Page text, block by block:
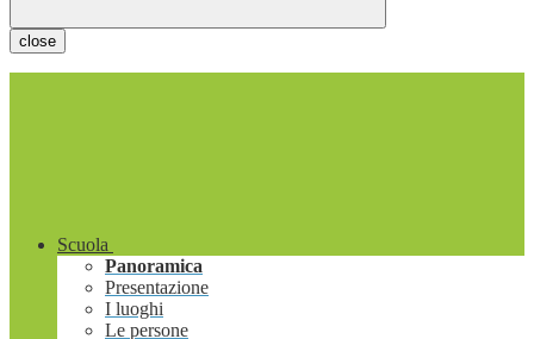
close
Scuola
Panoramica
Presentazione
I luoghi
Le persone